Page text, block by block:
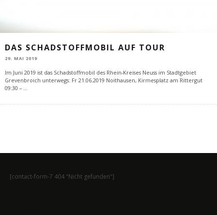
DAS SCHADSTOFFMOBIL AUF TOUR
29. MAI 2019
Im Juni 2019 ist das Schadstoffmobil des Rhein-Kreises Neuss im Stadtgebiet
Grevenbroich unterwegs: Fr 21.06.2019 Noithausen, Kirmesplatz am Rittergut
09:30 – ...
[contact-form-7 404 "Nicht gefunden"]